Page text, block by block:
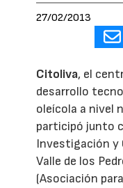
27/02/2013
Citoliva, el
desarrollo
oleícola a nivel
participó junto
Investigación y
Valle de los
(Asociación